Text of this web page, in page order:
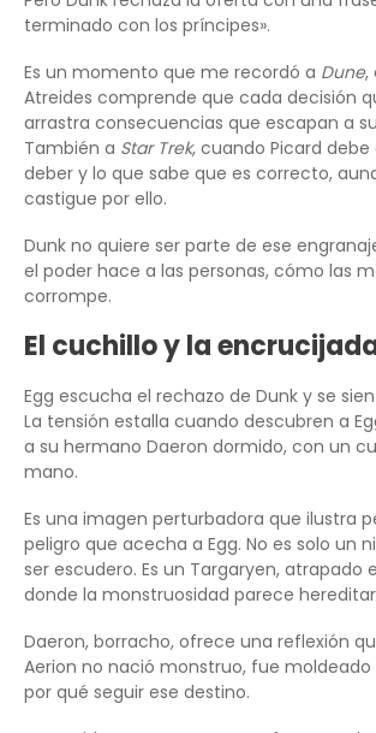
terminado con los príncipes».
Es un momento que me recordó a Dune,
Atreides comprende que cada decisión
arrastra consecuencias que escapan a
También a Star Trek, cuando Picard
deber y lo que sabe que es correcto,
castigue por ello.
Dunk no quiere ser parte de ese
el poder hace a las personas, cómo las
corrompe.
El cuchillo y la
Egg escucha el rechazo de Dunk y se
La tensión estalla cuando descubren a
a su hermano Daeron dormido, con un
mano.
Es una imagen perturbadora que ilustra
peligro que acecha a Egg. No es solo un
ser escudero. Es un Targaryen, atrapado
donde la monstruosidad parece
Daeron, borracho, ofrece una reflexión
Aerion no nació monstruo, fue moldeado
por qué seguir ese destino.